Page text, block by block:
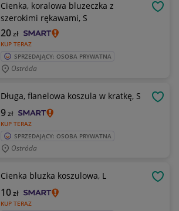
Cienka, koralowa bluzeczka z
szerokimi rękawami, S
KUP TERAZ
20zł
SPRZEDAJĄCY: OSOBA PRYWATNA
Ostróda
Długa, flanelowa koszula w kratkę, S
KUP TERAZ
9zł
SPRZEDAJĄCY: OSOBA PRYWATNA
Ostróda
Cienka bluzka koszulowa, L
KUP TERAZ
10zł